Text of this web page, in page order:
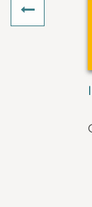
Previous